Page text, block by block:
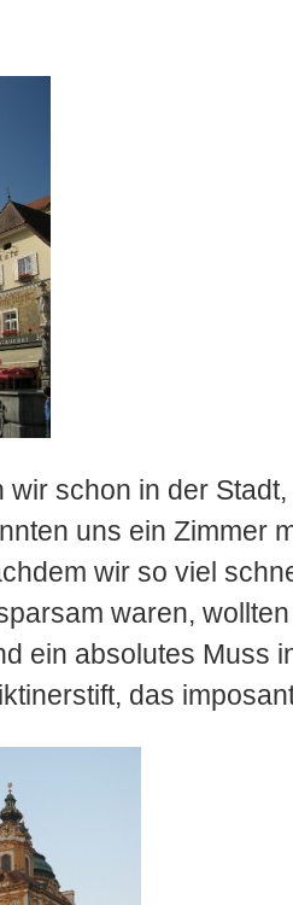
wir schon in der
uns ein Zimmer
wir so viel
waren,
ein absolutes Muss
das